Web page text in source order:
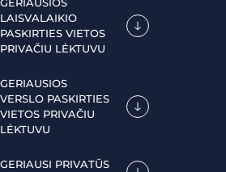
GERIAUSIOS
LAISVALAIKIO
PASKIRTIES VIETOS
PRIVAČIU LĖKTUVU
GERIAUSIOS
VERSLO PASKIRTIES
VIETOS PRIVAČIU
LĖKTUVU
GERIAUSI PRIVATŪS